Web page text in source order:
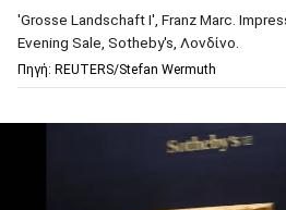
'Grosse Landschaft I', Franz Marc.
Evening Sale, Sotheby's, Λονδίνο.
Πηγή: REUTERS/Stefan Wermuth